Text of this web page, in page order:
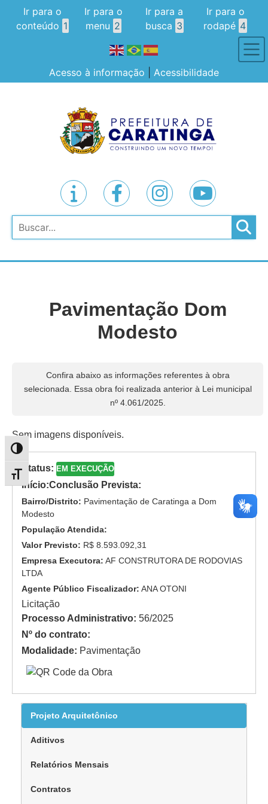
Alternar alto contraste
Alternar tamanho da fonte
Ir para o
conteúdo 1
Ir para o
menu 2
Ir para a
busca 3
Ir para o
rodapé 4
Acesso à informação Acessibilidade
Pesquisar
Pavimentação Dom
Modesto
Confira abaixo as informações referentes à obra
selecionada. Essa obra foi realizada anterior à Lei municipal
nº 4.061/2025.
Sem imagens disponíveis.
Status: EM EXECUÇÃO
Início:Conclusão Prevista:
Bairro/Distrito: Pavimentação de Caratinga a Dom
Modesto
População Atendida:
Valor Previsto: R$ 8.593.092,31
Empresa Executora: AF CONSTRUTORA DE RODOVIAS
LTDA
Agente Público Fiscalizador: ANA OTONI
Licitação
Processo Administrativo: 56/2025
Nº do contrato:
Modalidade: Pavimentação
Projeto Arquitetônico
Aditivos
Relatórios Mensais
Contratos